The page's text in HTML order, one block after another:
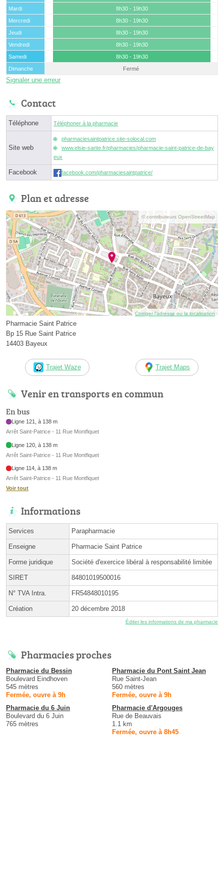
Mardi
8h30 - 19h30
Mercredi
8h30 - 19h30
Jeudi
8h30 - 19h30
Vendredi
8h30 - 19h30
Samedi
8h30 - 19h30
Dimanche
Fermé
Signaler une erreur
Contact
Téléphone Téléphoner à la pharmacie
Site web
pharmaciesaintpatrice.site-solocal.com
www.elsie-sante.fr/pharmacies/pharmacie-saint-patrice-de-bay
eux
Facebook facebook.com/pharmaciesaintpatrice/
Plan et adresse
© contributeurs OpenStreetMap
Corriger l’adresse ou la localisation
Pharmacie Saint Patrice
Bp 15 Rue Saint Patrice
14403 Bayeux
Trajet Waze Trajet Maps
Venir en transports en commun
En bus
Ligne 121, à 138 m
Arrêt Saint-Patrice - 11 Rue Montfiquet
Ligne 120, à 138 m
Arrêt Saint-Patrice - 11 Rue Montfiquet
Ligne 114, à 138 m
Arrêt Saint-Patrice - 11 Rue Montfiquet
Voir tout
Informations
Services Parapharmacie
Enseigne Pharmacie Saint Patrice
Forme juridique Société d'exercice libéral à responsabilité limitée
SIRET 84801019500016
N° TVA Intra. FR54848010195
Création 20 décembre 2018
Éditer les informations de ma pharmacie
Pharmacies proches
Pharmacie du Bessin
Boulevard Eindhoven
545 mètres
Fermée, ouvre à 9h
Pharmacie du Pont Saint Jean
Rue Saint-Jean
560 mètres
Fermée, ouvre à 9h
Pharmacie du 6 Juin
Boulevard du 6 Juin
765 mètres
Pharmacie d'Argouges
Rue de Beauvais
1.1 km
Fermée, ouvre à 8h45